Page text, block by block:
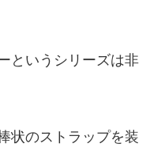
というシリーズは非
状のストラップを装